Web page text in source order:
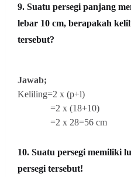
9. Suatu persegi panjang
lebar 10 cm, berapakah
tersebut?
Jawab;
Keliling=2 x (p+l)
=2 x (18+10)
=2 x 28=56 cm
10. Suatu persegi memiliki
persegi tersebut!